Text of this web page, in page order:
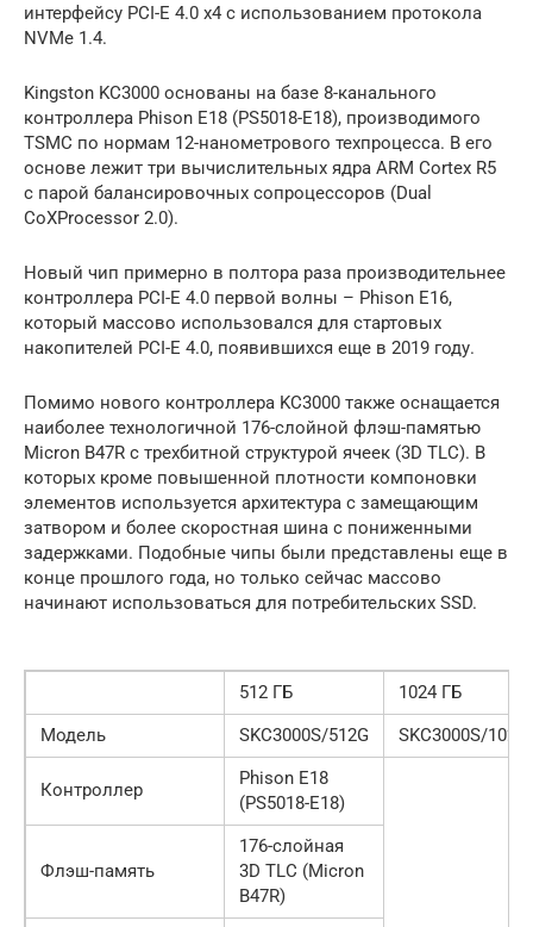
интерфейсу PCI-E 4.0 x4 с использованием протокола
NVMe 1.4.
Kingston KC3000 основаны на базе 8-канального
контроллера Phison E18 (PS5018-E18), производимого
TSMC по нормам 12-нанометрового техпроцесса. В его
основе лежит три вычислительных ядра ARM Cortex R5
с парой балансировочных сопроцессоров (Dual
CoXProcessor 2.0).
Новый чип примерно в полтора раза производительнее
контроллера PCI-E 4.0 первой волны – Phison E16,
который массово использовался для стартовых
накопителей PCI-E 4.0, появившихся еще в 2019 году.
Помимо нового контроллера KC3000 также оснащается
наиболее технологичной 176-слойной флэш-памятью
Micron B47R с трехбитной структурой ячеек (3D TLC). В
которых кроме повышенной плотности компоновки
элементов используется архитектура с замещающим
затвором и более скоростная шина с пониженными
задержками. Подобные чипы были представлены еще в
конце прошлого года, но только сейчас массово
начинают использоваться для потребительских SSD.
512 ГБ
1024 ГБ
Модель
SKC3000S/512G SKC3000S/
Контроллер
Phison E18
(PS5018-E18)
Флэш-память
176-слойная
3D TLC (Micron
B47R)